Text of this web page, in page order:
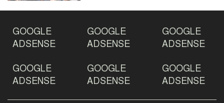
দেশ রক্ষায় প্রগতিশীল সাংবাদিকদের ভুমিকা গুরুত্বপূর্ণ
-মহিবুল হাসান চৌধুরী
GOOGLE
ADSENSE
GOOGLE
ADSENSE
GOOGLE
ADSENSE
GOOGLE
ADSENSE
GOOGLE
ADSENSE
GOOGLE
ADSENSE